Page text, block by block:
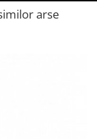
arse